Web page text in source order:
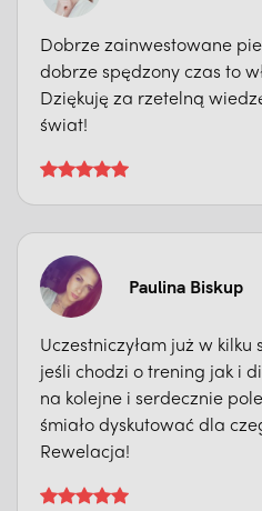
Dobrze zainwestowane
dobrze spędzony czas to
Dziękuję za rzetelną
świat!
Paulina Biskup
Uczestniczyłam już w
jeśli chodzi o trening jak i
na kolejne i serdecznie
śmiało dyskutować dla
Rewelacja!